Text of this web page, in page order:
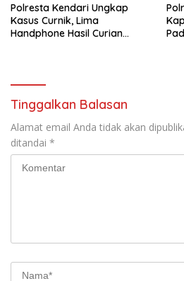
Kejaksaan
Polresta Kendari Ungkap
Kasus Curnik, Lima
Handphone Hasil Curian
Tinggalkan Balasan
Alamat email Anda tidak akan
ditandai *